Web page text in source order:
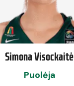
Simona Visockaitė
Puolėja